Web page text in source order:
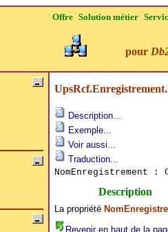
Offre Solution métier
pour
Description...
Exemple...
Voir aussi...
Traduction...
NomEnregistrement :
Description
La propriété
Revenir en haut de la